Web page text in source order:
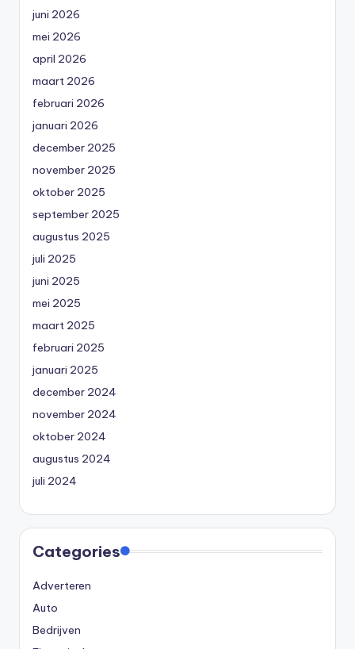
juni 2026
mei 2026
april 2026
maart 2026
februari 2026
januari 2026
december 2025
november 2025
oktober 2025
september 2025
augustus 2025
juli 2025
juni 2025
mei 2025
maart 2025
februari 2025
januari 2025
december 2024
november 2024
oktober 2024
augustus 2024
juli 2024
Categories
Adverteren
Auto
Bedrijven